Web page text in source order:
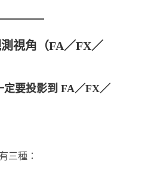
視角（FA／FX／
定要投影到 FA／FX／
三種：